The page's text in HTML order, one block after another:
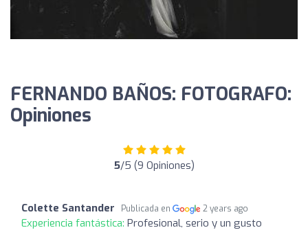
FERNANDO BAÑOS: FOTOGRAFO:
Opiniones
5/5 (9 Opiniones)
Colette Santander Publicada en 2 years ago
Experiencia fantástica: Profesional, serio y un gusto